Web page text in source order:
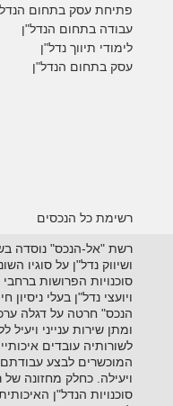
פתיחת עסק בתחום
עבודה בתחום הנדל"ן
לימודי תיווך נדל"ן
עסק בתחום הנדל"ן
רשימת כל הנכסים
סוכנויות הפרושות
ויועצי נדל"ן בעלי
הנכס" חרטה על דגלה
ומתן שירות ענייני
לשורותיה עובדים
המוכשרים לבצע
ויעילה. כחלק מחזונה
סוכנויות הנדל"ן